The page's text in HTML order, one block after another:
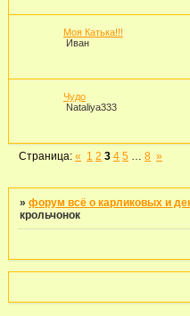
Моя Катька!!!
Иван
Чудо
Nataliya333
Страница:« 1 2 3 4 5 8 »
»форум всё о карликовых и
крольчонок